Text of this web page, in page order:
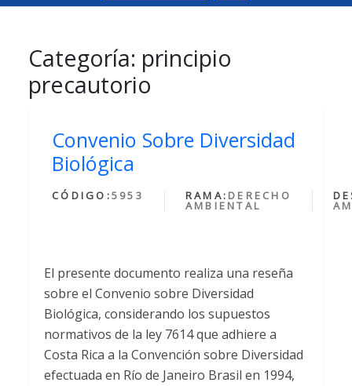
Categoría: principio
precautorio
Convenio Sobre Diversidad
Biológica
CÓDIGO:5953 RAMA: DERECHO
AMBIENTAL
El presente documento realiza una reseña
sobre el Convenio sobre Diversidad
Biológica, considerando los supuestos
normativos de la ley 7614 que adhiere a
Costa Rica a la Convención sobre Diversidad
efectuada en Río de Janeiro Brasil en 1994,